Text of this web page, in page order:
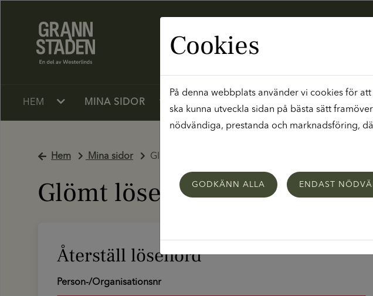
HEM MINA SIDOR LEDIGT JUST NU
Hem Mina sidor Glömt lösenord
Glömt lösenord
Återställ lösenord
Person-/Organisationsnr
Cookies
På denna webbplats använder vi cookies för
ska kunna utveckla sidan på bästa sätt
nödvändiga, prestanda och marknadsföring,
GODKÄNN ALLA ENDAST